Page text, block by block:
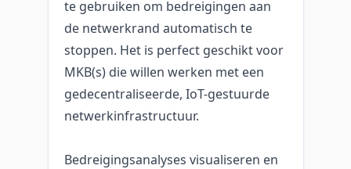
te gebruiken om bedreigingen aan
de netwerkrand automatisch te
stoppen. Het is perfect geschikt voor
MKB(s) die willen werken met een
gedecentraliseerde, IoT-gestuurde
netwerkinfrastructuur.
Bedreigingsanalyses visualiseren en